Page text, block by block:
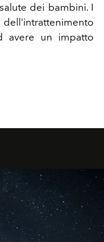
dei bambini. I
avere un impatto